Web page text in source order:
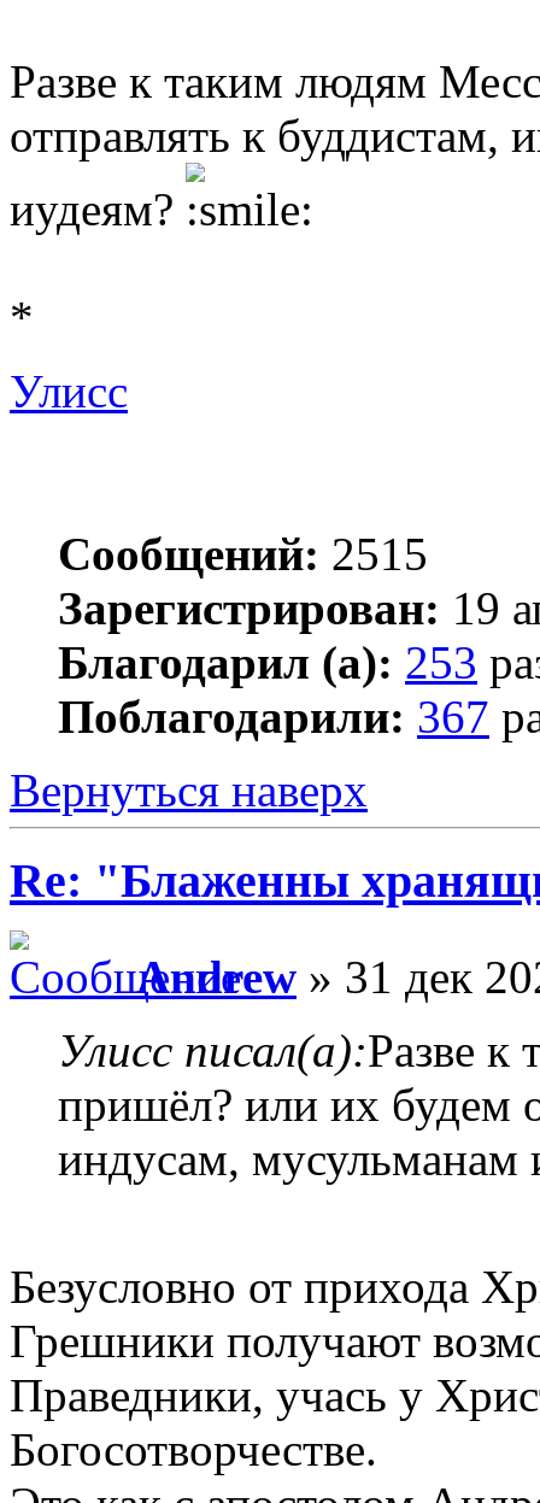
Разве к таким людям
отправлять к буддистам,
иудеям?
*
Улисс
Сообщений: 2515
Зарегистрирован: 19
Благодарил (а): 253
Поблагодарили: 367
Вернуться наверх
Re: "Блаженны
Andrew » 31 дек
Улисс писал(а):Разве к
пришёл? или их будем
индусам, мусульманам
Безусловно от прихода
Грешники получают
Праведники, учась у
Богосотворчестве.